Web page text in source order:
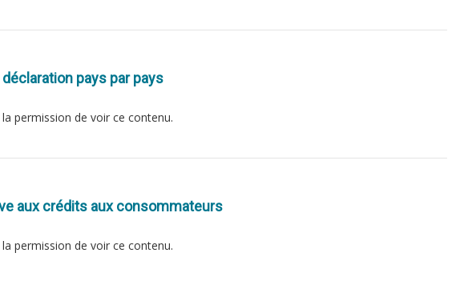
pays par pays
permission de voir ce contenu.
aux crédits aux consommateurs
permission de voir ce contenu.